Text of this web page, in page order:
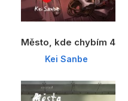
Město, kde chybím 4
Kei Sanbe